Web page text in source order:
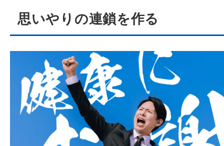
思いやりの連鎖を作る